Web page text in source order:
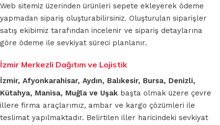
Web sitemiz üzerinden ürünleri sepete ekleyerek ödeme
yapmadan sipariş oluşturabilirsiniz. Oluşturulan siparişler
satış ekibimiz tarafından incelenir ve sipariş detaylarına
göre ödeme ile sevkiyat süreci planlanır.
İzmir Merkezli Dağıtım ve Lojistik
İzmir, Afyonkarahisar, Aydın, Balıkesir, Bursa, Denizli,
Kütahya, Manisa, Muğla ve Uşak başta olmak üzere çevre
illere firma araçlarımız, ambar ve kargo çözümleri ile
teslimat yapılmaktadır. Belirtilen iller haricindeki sevkiyat